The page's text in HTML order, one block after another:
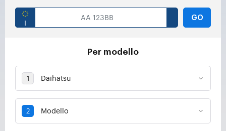
GO
Per modello